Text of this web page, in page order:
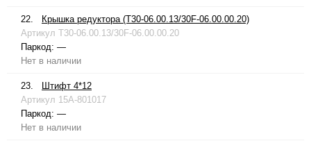
22.
Крышка редуктора (T30-06.00.13/30F-06.00.00.20)
Артикул T30-06.00.13/30F-06.00.00.20
Паркод: —
Нет в наличии
23.
Штифт 4*12
Артикул 15A-801017
Паркод: —
Нет в наличии